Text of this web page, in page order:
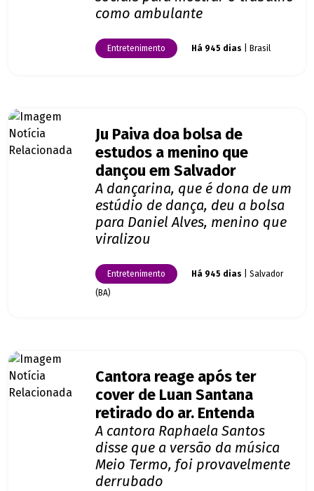
como ambulante
Entretenimento Há 945 dias | Brasil
Ju Paiva doa bolsa de
estudos a menino que
dançou em Salvador
A dançarina, que é dona de um
estúdio de dança, deu a bolsa
para Daniel Alves, menino que
viralizou
Entretenimento Há 945 dias | Salvador
(BA)
Cantora reage após ter
cover de Luan Santana
retirado do ar. Entenda
A cantora Raphaela Santos
disse que a versão da música
Meio Termo, foi provavelmente
derrubado